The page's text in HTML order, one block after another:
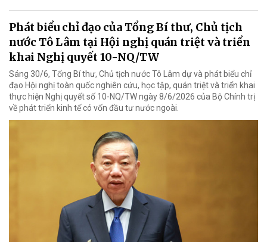
Phát biểu chỉ đạo của Tổng Bí thư, Chủ tịch
nước Tô Lâm tại Hội nghị quán triệt và triển
khai Nghị quyết 10-NQ/TW
Sáng 30/6, Tổng Bí thư, Chủ tịch nước Tô Lâm dự và phát biểu chỉ
đạo Hội nghị toàn quốc nghiên cứu, học tập, quán triệt và triển khai
thực hiện Nghị quyết số 10-NQ/TW ngày 8/6/2026 của Bộ Chính trị
về phát triển kinh tế có vốn đầu tư nước ngoài.